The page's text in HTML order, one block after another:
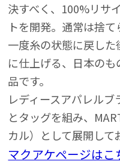
決すべく、100%リサ
トを開発。通常は捨て
一度糸の状態に戻し
に仕上げる、日本の
品です。
レディースアパレルブ
とタッグを組み、
カル）として展開して
マクアケページはこ